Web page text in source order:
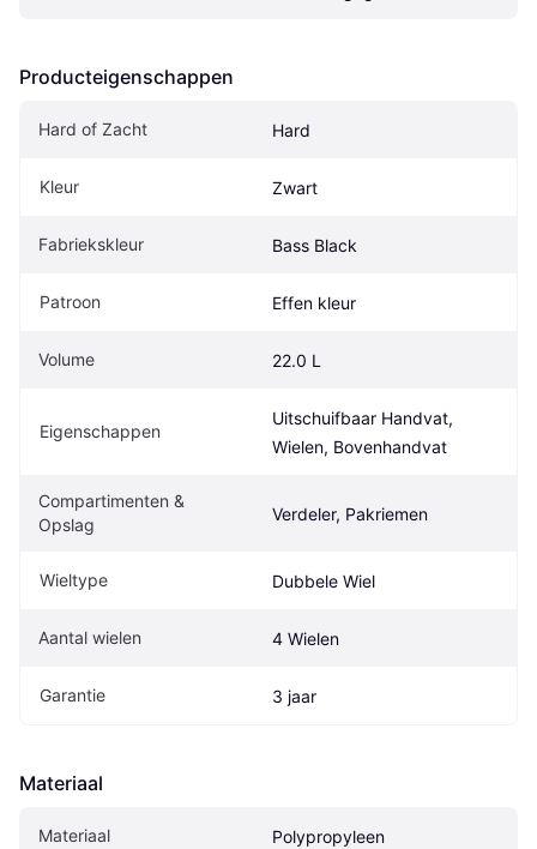
Producteigenschappen
Hard of Zacht Hard
Kleur Zwart
Fabriekskleur Bass Black
Patroon Effen kleur
Volume 22.0 L
Eigenschappen
Uitschuifbaar Handvat,
Wielen, Bovenhandvat
Compartimenten &
Opslag
Verdeler, Pakriemen
Wieltype Dubbele Wiel
Aantal wielen 4 Wielen
Garantie 3 jaar
Materiaal
Materiaal Polypropyleen